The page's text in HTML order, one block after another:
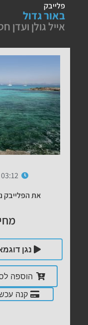
פלייבק
באור גדול
אייל גולן ועדן
03:12
את הפלייבק
נגן
הוספה
קנה